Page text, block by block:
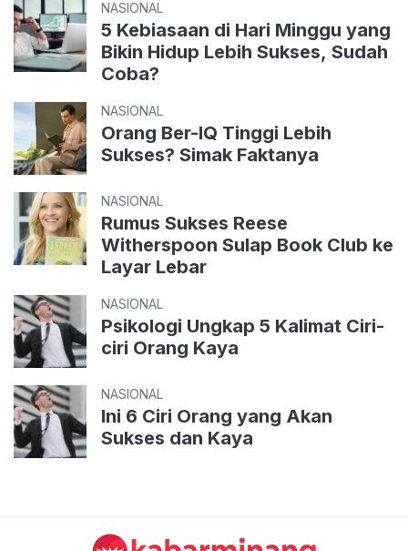
NASIONAL
5 Kebiasaan di Hari Minggu yang
Bikin Hidup Lebih Sukses, Sudah
Coba?
NASIONAL
Orang Ber-IQ Tinggi Lebih
Sukses? Simak Faktanya
NASIONAL
Rumus Sukses Reese
Witherspoon Sulap Book Club ke
Layar Lebar
NASIONAL
Psikologi Ungkap 5 Kalimat Ciri-
ciri Orang Kaya
NASIONAL
Ini 6 Ciri Orang yang Akan
Sukses dan Kaya